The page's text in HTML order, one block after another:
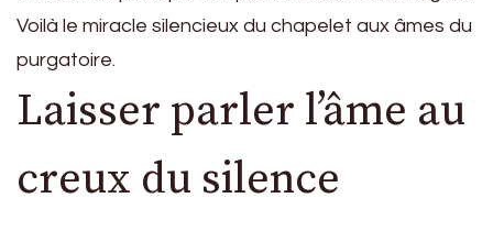
Voilà le miracle silencieux du chapelet aux âmes du
purgatoire.
Laisser parler l’âme au
creux du silence